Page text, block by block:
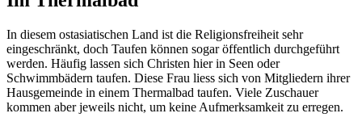
In diesem ostasiatischen Land ist die Religionsfreiheit sehr
eingeschränkt, doch Taufen können sogar öffentlich durchgeführt
werden. Häufig lassen sich Christen hier in Seen oder
Schwimmbädern taufen. Diese Frau liess sich von Mitgliedern ihrer
Hausgemeinde in einem Thermalbad taufen. Viele Zuschauer
kommen aber jeweils nicht, um keine Aufmerksamkeit zu erregen.